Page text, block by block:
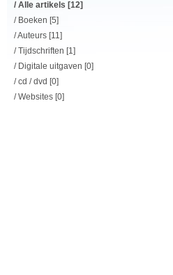
/ Alle artikels [12]
/ Boeken [5]
/Auteurs [11]
/
Tijdschriften [1]
/ Digitale uitgaven [0]
/ cd / dvd [0]
/ Websites [0]